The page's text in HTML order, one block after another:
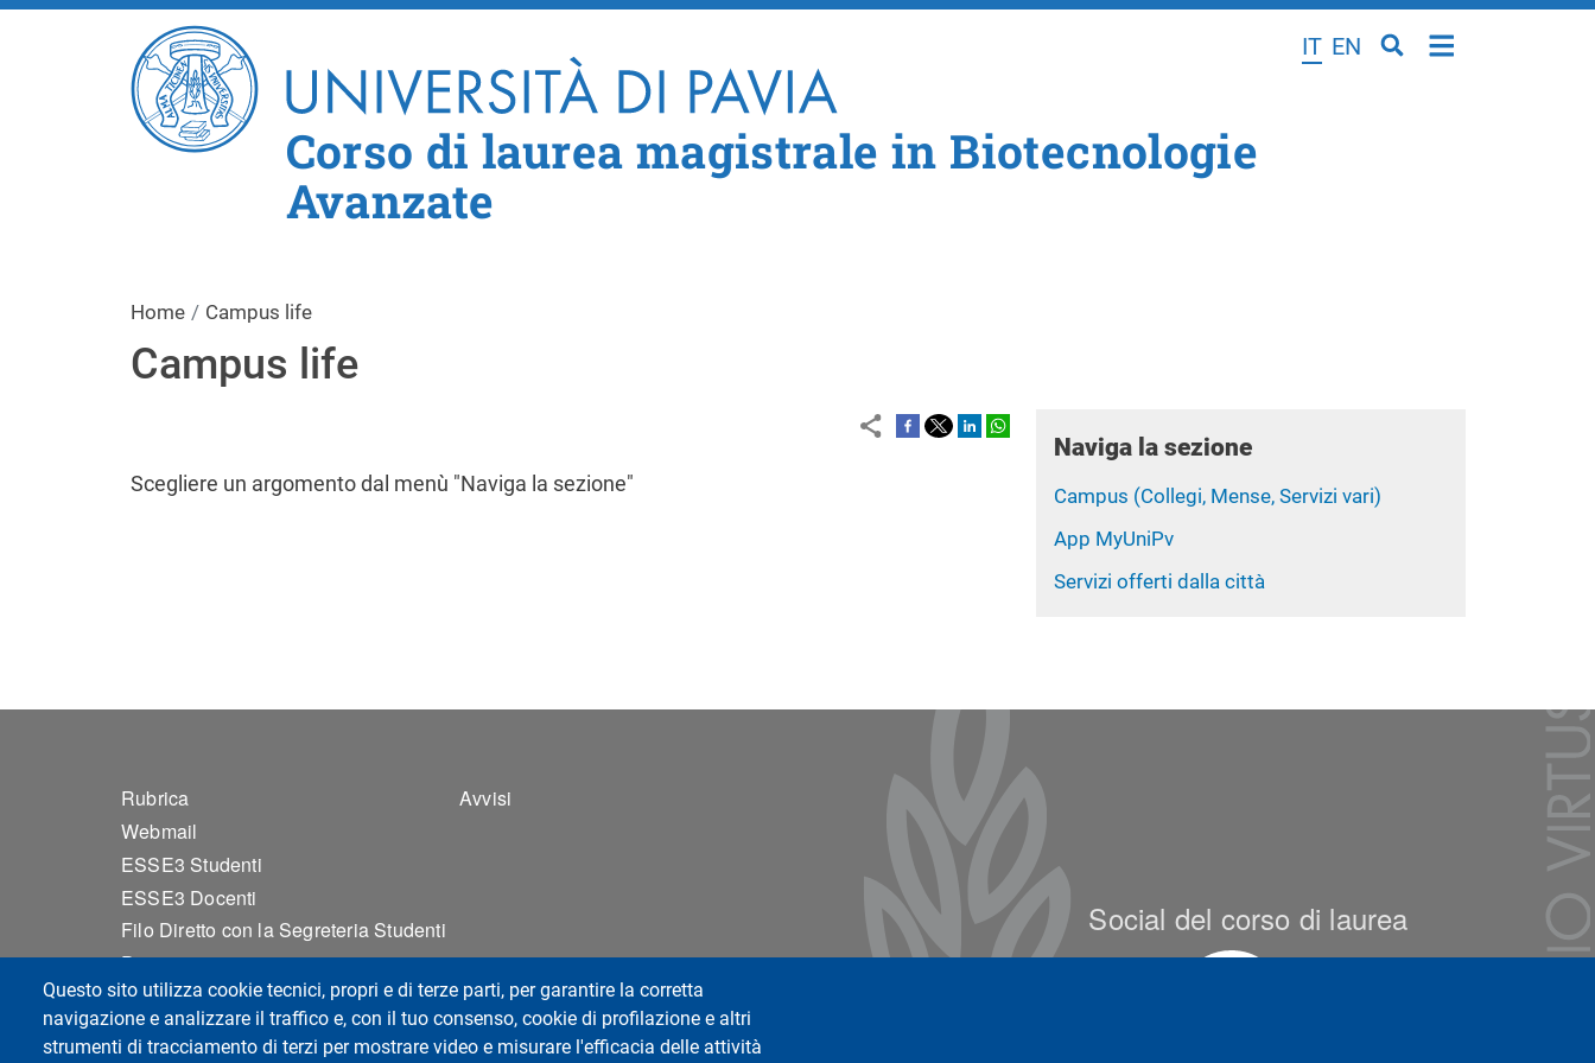
Salta al contenuto principale
IT EN
Questo sito utilizza cookie tecnici, propri e di terze parti, per garantire la corretta
navigazione e analizzare il traffico e, con il tuo consenso, cookie di profilazione e altri
strumenti di tracciamento di terzi per mostrare video e misurare l'efficacia delle attività
Corso di laurea magistrale in Biotecnologie
Avanzate
Home Campus life
Campus life
Scegliere un argomento dal menù "Naviga la sezione"
Naviga la sezione
Campus (Collegi, Mense, Servizi vari)
App MyUniPv
Servizi offerti dalla città
Footer 1
Rubrica
Webmail
ESSE3 Studenti
ESSE3 Docenti
Filo Diretto con la Segreteria Studenti
Privacy
Accessibilità
Mappa del sito
Footer 2
Avvisi
Social del corso di laurea